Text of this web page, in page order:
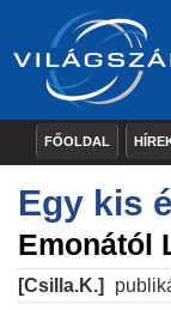
FŐOLDAL
Egy kis
Emonától
[Csilla.K.]